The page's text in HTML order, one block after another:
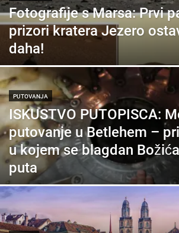
Fotografije s Marsa: Prvi
prizori kratera Jezero
daha!
PUTOVANJA
ISKUSTVO PUTOPISCA:
putovanje u Betlehem –
u kojem se blagdan
puta